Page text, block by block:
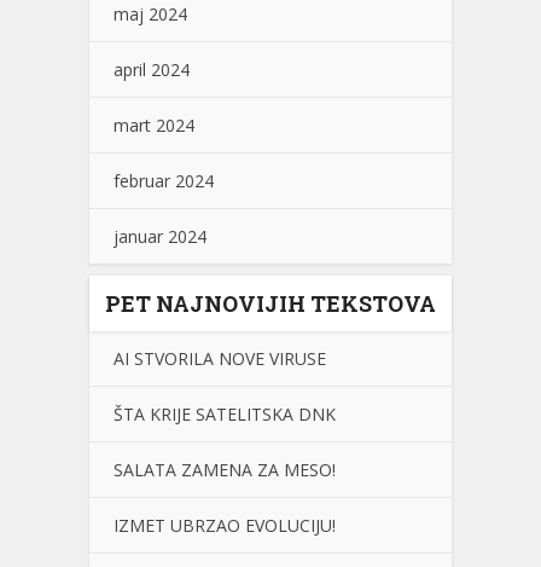
maj 2024
april 2024
mart 2024
februar 2024
januar 2024
PET NAJNOVIJIH TEKSTOVA
AI STVORILA NOVE VIRUSE
ŠTA KRIJE SATELITSKA DNK
SALATA ZAMENA ZA MESO!
IZMET UBRZAO EVOLUCIJU!